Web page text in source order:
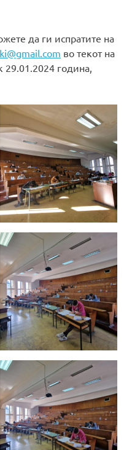
да ги испратите на
во текот на
година,